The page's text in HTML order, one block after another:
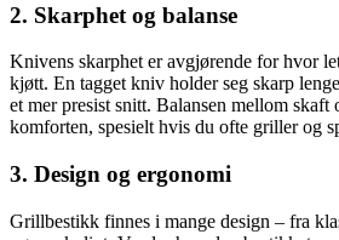
2. Skarphet og balanse
Knivens skarphet er avgjørende for hvor
kjøtt. En tagget kniv holder seg skarp
et mer presist snitt. Balansen mellom
komforten, spesielt hvis du ofte griller og
3. Design og ergonomi
Grillbestikk finnes i mange design – fra